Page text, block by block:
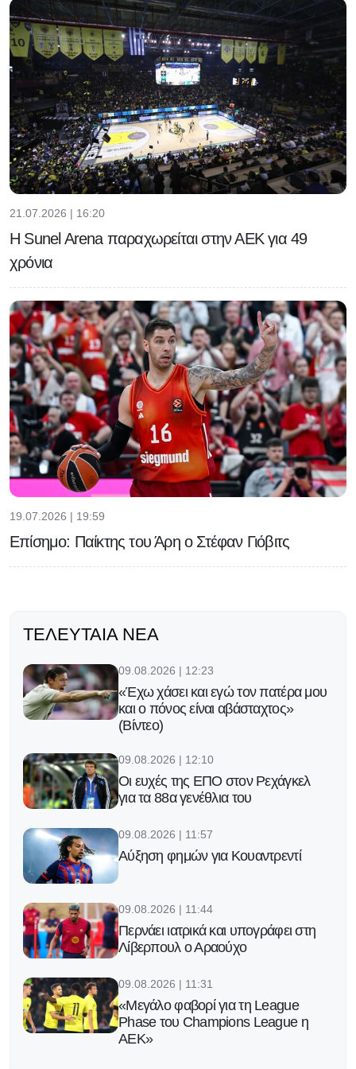
21.07.2026 | 16:20
Η Sunel Arena παραχωρείται στην ΑΕΚ για 49
χρόνια
19.07.2026 | 19:59
Επίσημο: Παίκτης του Άρη ο Στέφαν Γιόβιτς
ΤΕΛΕΥΤΑΊΑ ΝΈΑ
09.08.2026 | 12:23
«Έχω χάσει και εγώ τον πατέρα μου
και ο πόνος είναι αβάσταχτος»
(Βίντεο)
09.08.2026 | 12:10
Οι ευχές της ΕΠΟ στον Ρεχάγκελ
για τα 88α γενέθλια του
09.08.2026 | 11:57
Αύξηση φημών για Κουαντρεντί
09.08.2026 | 11:44
Περνάει ιατρικά και υπογράφει στη
Λίβερπουλ ο Αραούχο
09.08.2026 | 11:31
«Μεγάλο φαβορί για τη League
Phase του Champions League η
ΑΕΚ»